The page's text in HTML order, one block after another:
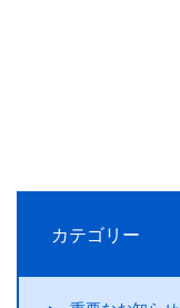
カテゴリー